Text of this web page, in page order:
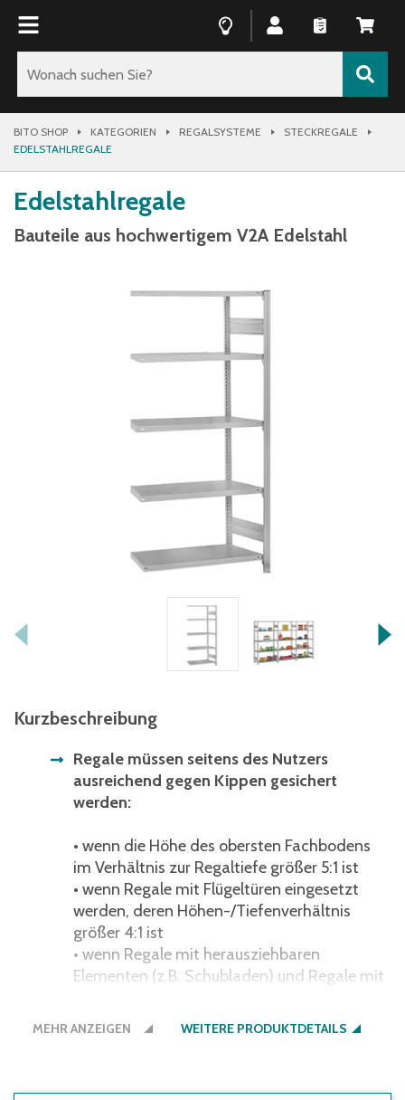
BITO SHOP KATEGORIEN REGALSYSTEME
STECKREGALE
EDELSTAHLREGALE
Edelstahlregale
Bauteile aus hochwertigem V2A Edelstahl
Kurzbeschreibung
Regale müssen seitens des Nutzers
ausreichend gegen Kippen gesichert
werden:
• wenn die Höhe des obersten Fachbodens
im Verhältnis zur Regaltiefe größer 5:1 ist
• wenn Regale mit Flügeltüren eingesetzt
werden, deren Höhen-/Tiefenverhältnis
größer 4:1 ist
• wenn Regale mit herausziehbaren
Elementen (z.B. Schubladen) und Regale mit
robust, hygienisch einwandfrei und
Gesundheitssektor
MEHR ANZEIGEN WEITERE PRODUKTDETAILS